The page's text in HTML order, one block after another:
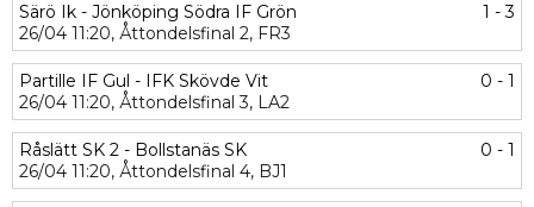
Särö Ik - Jönköping Södra IF Grön
1 - 3
26/04 11:20, Åttondelsfinal 2, FR3
Partille IF Gul - IFK Skövde Vit
0 - 1
26/04 11:20, Åttondelsfinal 3, LA2
Råslätt SK 2 - Bollstanäs SK
0 - 1
26/04 11:20, Åttondelsfinal 4, BJ1